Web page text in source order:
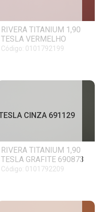
CINZA 691129
RIVERA TITANIUM 1,90
TESLA VERMELHO
Código: 0101792199
RIVERA TITANIUM 1,90
TESLA GRAFITE 690873
Código: 0101792209